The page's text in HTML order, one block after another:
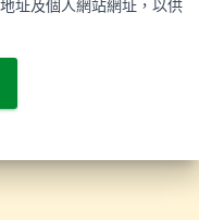
址及個人網站網址，以供